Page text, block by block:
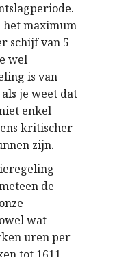
het maximum
schijf van 5
wel
is van
je weet dat
enkel
kritischer
zijn.
de
wat
uren per